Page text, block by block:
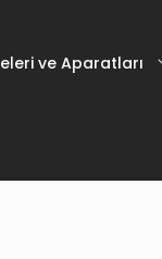
ve Aparatları